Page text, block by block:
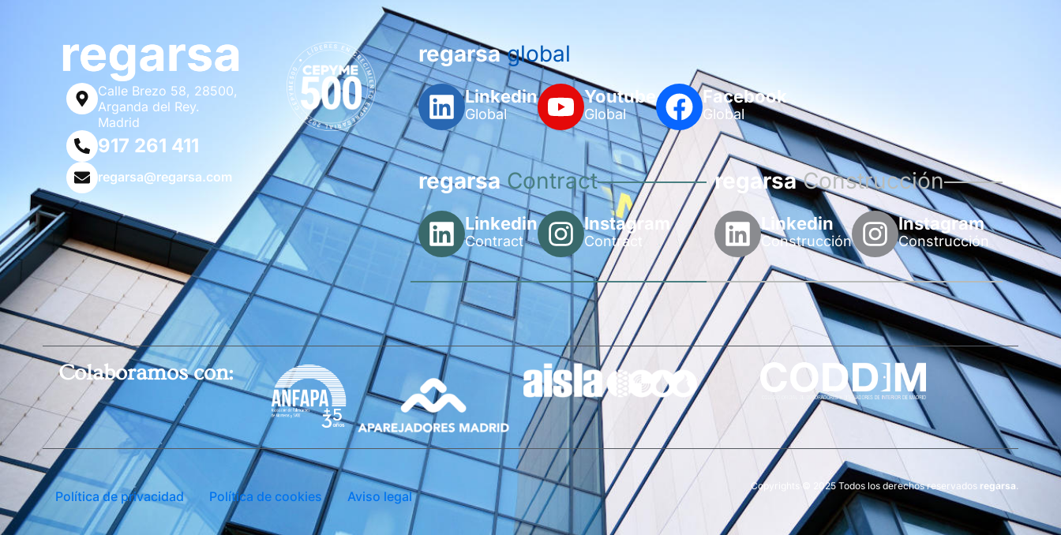
Calle Brezo 58, 28500,
Arganda del Rey.
Madrid
917 261 411
regarsa@regarsa.com
regarsaglobal
Linkedin
Global
Youtube
Global
Facebook
Global
regarsaContract
Linkedin
Contract
Instagram
Contract
regarsaConstrucción
Linkedin
Construcción
Instagram
Construcción
Colaboramos con:
Política de privacidad Política de cookies Aviso legal
Copyrights © 2025 Todos los derechos reservados regarsa